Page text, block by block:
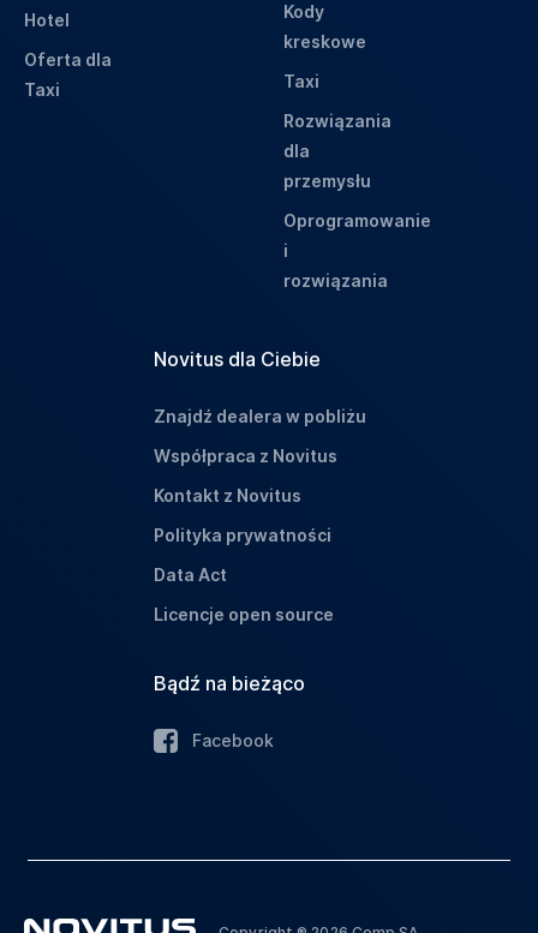
Hotel
Oferta dla
Taxi
Kody
kreskowe
Taxi
Rozwiązania
dla
przemysłu
Oprogramowanie
i
rozwiązania
Novitus dla Ciebie
Znajdź dealera w pobliżu
Współpraca z Novitus
Kontakt z Novitus
Polityka prywatności
Data Act
Licencje open source
Bądź na bieżąco
Facebook